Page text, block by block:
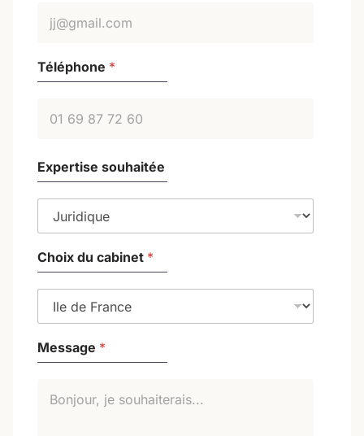
Téléphone *
Expertise souhaitée
Choix du cabinet *
*
E
Message *